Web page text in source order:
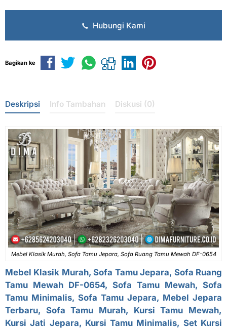
Hubungi Kami
Bagikan ke
Deskripsi Info Tambahan Diskusi (0)
Mebel Klasik Murah, Sofa Tamu Jepara, Sofa Ruang Tamu Mewah DF-0654
Mebel Klasik Murah,Sofa Tamu Jepara, Sofa Ruang
Tamu Mewah DF-0654, Sofa Tamu Mewah, Sofa
Tamu Minimalis, Sofa Tamu Jepara, Mebel Jepara
Terbaru, Sofa Tamu Murah, Kursi Tamu Mewah,
Kursi Jati Jepara, Kursi Tamu Minimalis, Set Kursi